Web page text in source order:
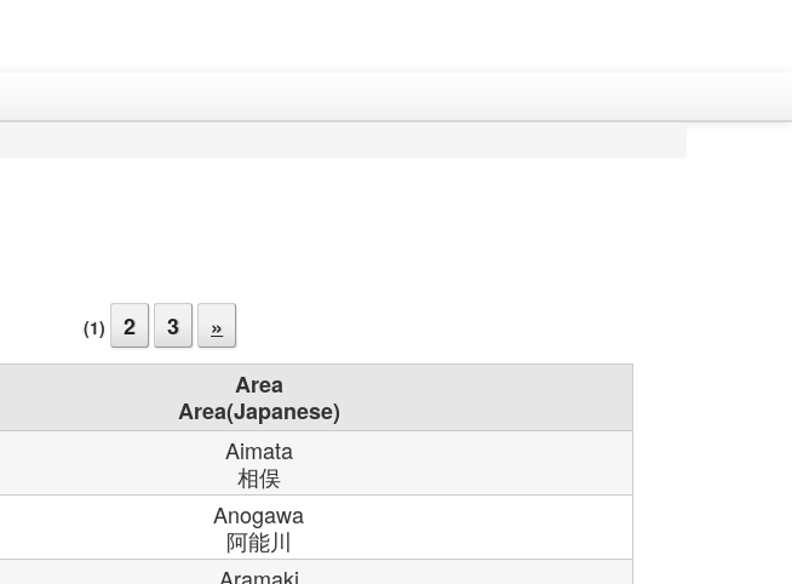
(1) 2 3 »
Area
Area(Japanese)
Aimata
相俣
Anogawa
阿能川